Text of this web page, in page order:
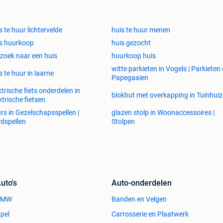
lange wachttijden”
Of je nu droomt van rust, ruimte, slimme
het is snel geregeld, duurzaam en
en wordt volledig gebruiksklaar geleverd. Voor je
jaar door.
jezelf of om te verhuren op vakantieparken of eigen
je eigen huisje met een slimme investering.
te huur lichtervelde huis te huur menen
huurkoop huis gezocht
naar een huis huurkoop huis
te huur in laarne
witte parkieten in Vogels | Parkieten
Papegaaien
fiets onderdelen in
fietsen
blokhut met overkapping in
in Gezelschapsspellen |
glazen stolp in Woonaccessoires |
Stolpen
Auto-onderdelen
Banden en Velgen
Carrosserie en Plaatwerk